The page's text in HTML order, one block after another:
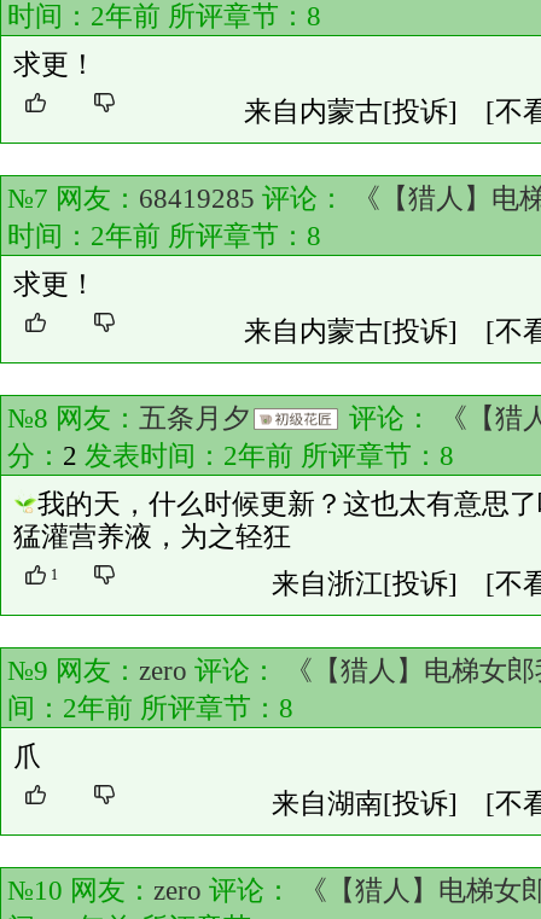
时间：2年前 所评章节： 8
求更！
来自内蒙古[投诉] [不
№7 网友： 68419285 评论：
《【猎人】电
时间：2年前 所评章节： 8
求更！
来自内蒙古[投诉] [不
№8 网友： 五条月夕 评论：
《【
分： 2 发表时间：2年前 所评章节： 8
我的天，什么时候更新？这也太有意思
猛灌营养液，为之轻狂
1 来自浙江[投诉] [不
№9 网友： zero 评论：
《【猎人】电梯女
间：2年前 所评章节： 8
爪
来自湖南[投诉] [不
№10 网友： zero 评论：
《【猎人】电梯女